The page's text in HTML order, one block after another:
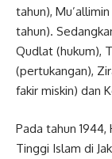
tahun),
tahun).
Qudlat (hukum),
(pertukangan),
fakir miskin) dan
Pada tahun
Tinggi Islam di